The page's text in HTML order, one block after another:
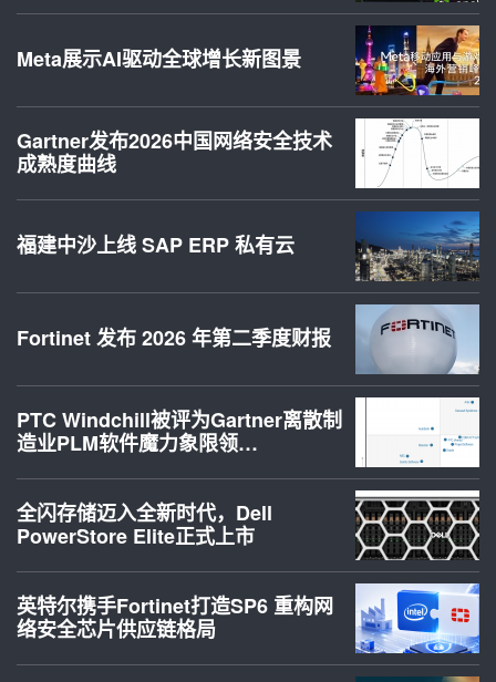
Meta展示AI驱动全球增长新图景
Gartner发布2026中国网络安全技术
成熟度曲线
福建中沙上线 SAP ERP 私有云
Fortinet 发布 2026 年第二季度财报
PTC Windchill被评为Gartner离散制
造业PLM软件魔力象限领…
全闪存储迈入全新时代，Dell
PowerStore Elite正式上市
英特尔携手Fortinet打造SP6 重构网
络安全芯片供应链格局